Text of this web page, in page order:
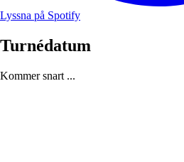
Lyssna på Spotify
Turnédatum
Kommer snart ...